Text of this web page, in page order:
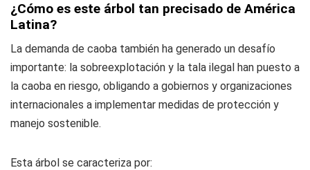
¿Cómo es este árbol tan precisado de América
Latina?
La demanda de caoba también ha generado un desafío
importante: la sobreexplotación y la tala ilegal han puesto a
la caoba en riesgo, obligando a gobiernos y organizaciones
internacionales a implementar medidas de protección y
manejo sostenible.
Esta árbol se caracteriza por: